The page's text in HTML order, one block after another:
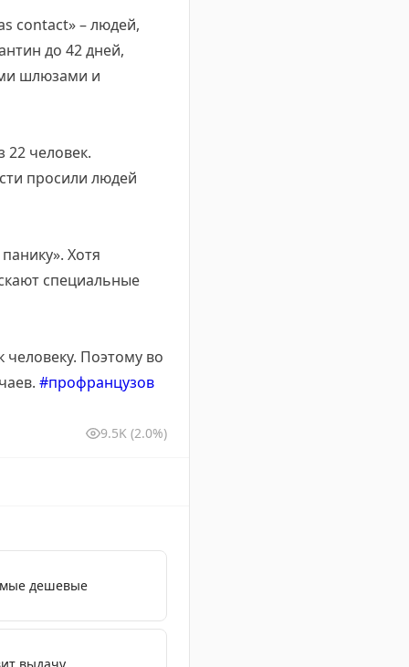
contact» – людей,
до 42 дней,
шлюзами и
22 человек.
просили людей
Хотя
специальные
человеку. Поэтому во
#профранцузов
9.5K (2.0%)
дешевые